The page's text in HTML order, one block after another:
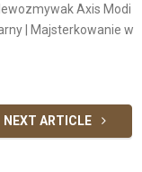
Axis Modi
| Majsterkowanie w
NEXT ARTICLE